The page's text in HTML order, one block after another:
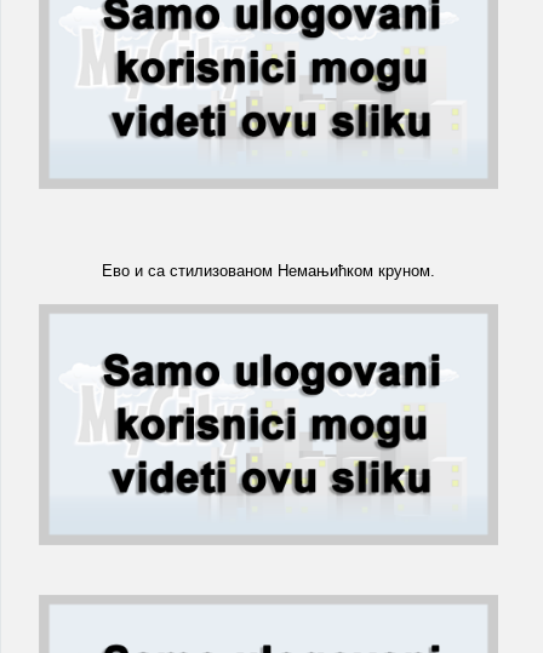
Ево и са стилизованом Немањићком круном.